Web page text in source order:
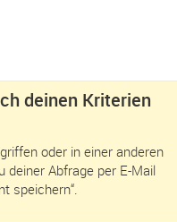
deinen Kriterien
oder in einer anderen
deiner Abfrage per E-Mail
speichern“.